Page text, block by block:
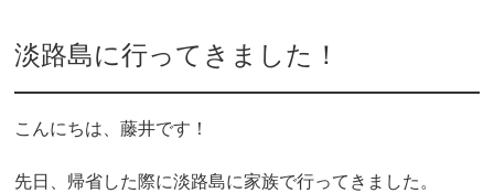
淡路島に行ってきました！
こんにちは、藤井です！
先日、帰省した際に淡路島に家族で行ってきました。